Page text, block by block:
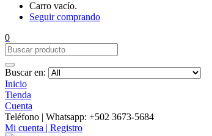
Carro vacío.
Seguir comprando
0
Buscar en:
Inicio
Tienda
Cuenta
Teléfono | Whatsapp: +502 3673-5684
Mi cuenta | Registro